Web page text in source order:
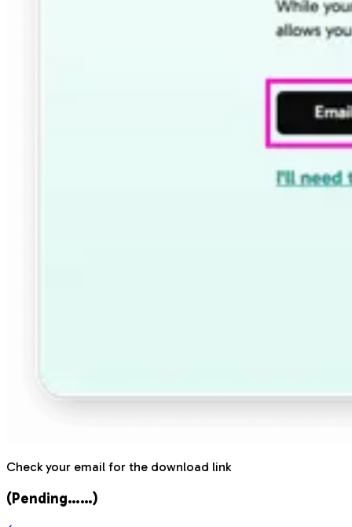
Check your email for the download link
(Pending……)